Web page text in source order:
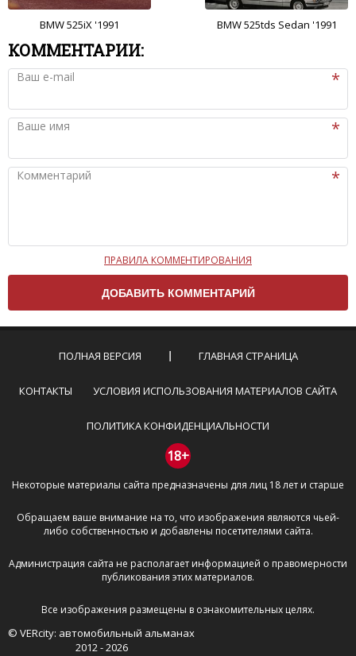
BMW 525iX '1991 BMW 525tds Sedan '1991
КОММЕНТАРИИ:
Ваш e-mail
Ваше имя
Комментарий
Чтобы ваш комментарий был опубликован на сайте,
вам нужно придерживаться следующих правил:
Комментарий не может быть слишком
эмоциональных высказываний.
Не стоит отклоняться от предмета обсуждения.
Пожалуйста, не используйте в комментарие
призывы к насилию и высказывания,
направленные на разжигание расовой,
межнациональной и религиозной розни —
пожалейте наших модераторов, они кстати
очень славные ребята, поверьте.
буквами.
Не копируйте рецензии с других сайтов, нам
важно именно ваше мнение.
Не размещайте рекламу!
И запаситесь терпением, все комментарии
публикуются только после модерации, поэтому ваш
отзыв может появиться на сайте с некоторым
ПРАВИЛА КОММЕНТИРОВАНИЯ
ПОЛНАЯ ВЕРСИЯ ГЛАВНАЯ СТРАНИЦА
КОНТАКТЫ УСЛОВИЯ ИСПОЛЬЗОВАНИЯ МАТЕРИАЛОВ САЙТА
ПОЛИТИКА КОНФИДЕНЦИАЛЬНОСТИ
18+
Некоторые материалы сайта предназначены для лиц 18 лет и старше
Обращаем ваше внимание на то, что изображения являются чьей-
либо собственностью и добавлены посетителями сайта.
Администрация сайта не располагает информацией о правомерности
публикования этих материалов.
Все изображения размещены в ознакомительных целях.
© VERcity: автомобильный альманах
2012 - 2026